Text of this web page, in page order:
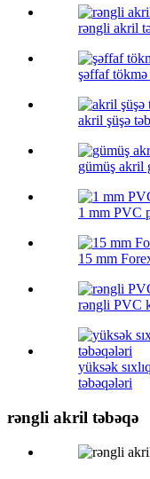
rəngli akril
şəffaf
akril şüşə
gümüş akril
1 mm PVC
15 mm
rəngli PVC
yüksək
təbəqələri
rəngli akril təbəqə